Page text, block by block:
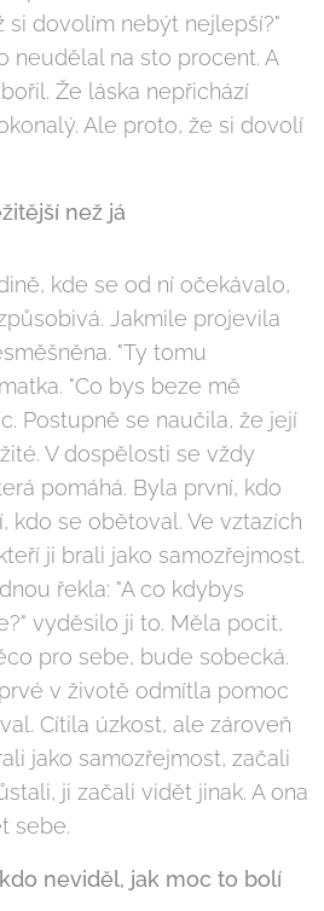
si dovolím nebýt nejlepší?"
neudělal na sto procent. A
Že láska nepřichází
Ale proto, že si dovolí
než já
kde se od ní očekávalo,
Jakmile projevila
"Ty tomu
"Co bys beze mě
Postupně se naučila, že její
V dospělosti se vždy
pomáhá. Byla první, kdo
kdo se obětoval. Ve vztazích
ji brali jako samozřejmost.
řekla: "A co kdybys
vyděsilo ji to. Měla pocit,
pro sebe, bude sobecká.
v životě odmítla pomoc
Cítila úzkost, ale zároveň
jako samozřejmost, začali
ji začali vidět jinak. A ona
sebe.
neviděl, jak moc to bolí